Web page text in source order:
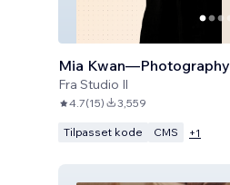
Mia Kwan—Photography
Fra Studio Il
4.7(15) 3,559
Tilpasset kode CMS +1